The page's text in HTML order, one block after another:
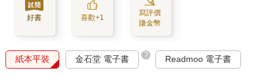
好書 喜歡+1
寫評價
賺金幣
紙本平裝 金石堂 電子書 ? Readmoo 電子書